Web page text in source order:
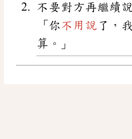
不要對方再繼續
「你不用說 了，
算。」